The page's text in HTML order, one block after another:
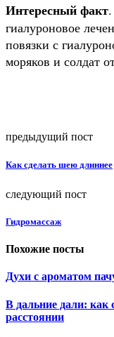
Интересный факт
гиалуроновое
повязки с
моряков и солдат
предыдущий пост
Как сделать шею длиннее
следующий пост
Гидромассаж
Похожие посты
Духи с ароматом
В дальние дали: как
расстоянии